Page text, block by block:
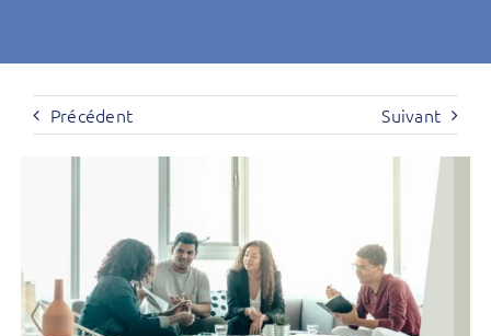
Précédent Suivant